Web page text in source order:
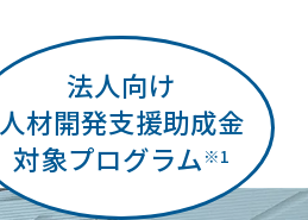
法人向け
人材開発支援助成金
対象プログラム ※1